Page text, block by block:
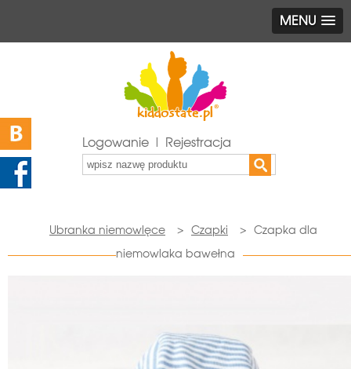
MENU
Logowanie | Rejestracja
Ubranka niemowlęce > Czapki >
Czapka dla
niemowlaka bawełna